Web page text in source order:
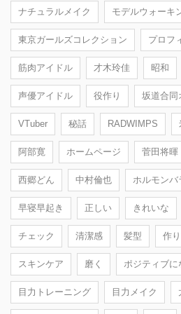
ナチュラルメイク モデルウォーキ
東京ガールズコレクション プロフ
筋肉アイドル 才木玲佳 昭和
声優アイドル 役作り 坂道合同
VTuber 秘話 RADWIMPS
阿部寛 ホームページ 菅田将暉
西郷どん 中村倫也 ホルモンバ
早寝早起き 正しい きれいな
チェック 清潔感 髪型 作
スキンケア 磨く ポジティブに
目力トレーニング 目力メイク